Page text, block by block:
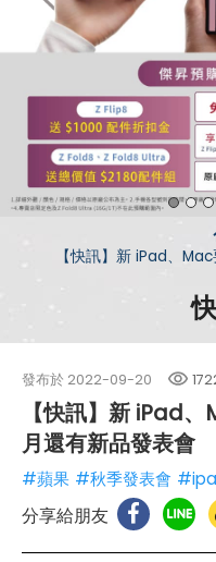
【快訊】新 iPad、
發布於 2022-09-20
【快訊】新 iPad
月還有新品發表會
#蘋果 #秋季發表會
分享給朋友